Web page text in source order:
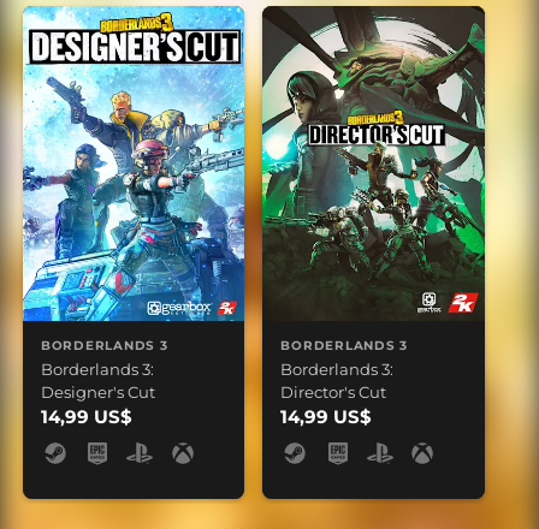
BORDERLANDS 3
Borderlands 3:
Designer's Cut
14,99 US$
BORDERLANDS 3
Borderlands 3:
Director's Cut
14,99 US$